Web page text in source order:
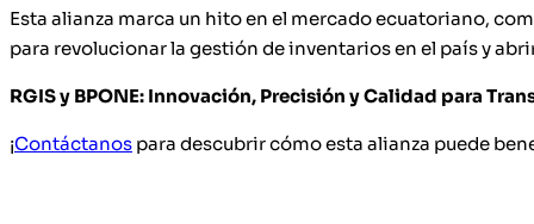
Esta alianza marca un hito en el mercado ecuatoriano,
para revolucionar la gestión de inventarios en el país y
RGIS y BPONE: Innovación, Precisión y Calidad para
¡Contáctanos para descubrir cómo esta alianza puede